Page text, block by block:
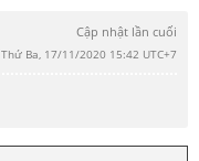
Cập nhật lần cuối
Thứ Ba, 17/11/2020 15:42 UTC+7